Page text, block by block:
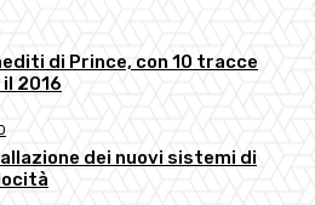
di Prince, con 10 tracce
2016
dei nuovi sistemi di